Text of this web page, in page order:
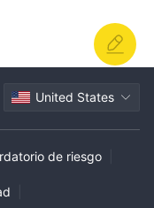
United States
de riesgo